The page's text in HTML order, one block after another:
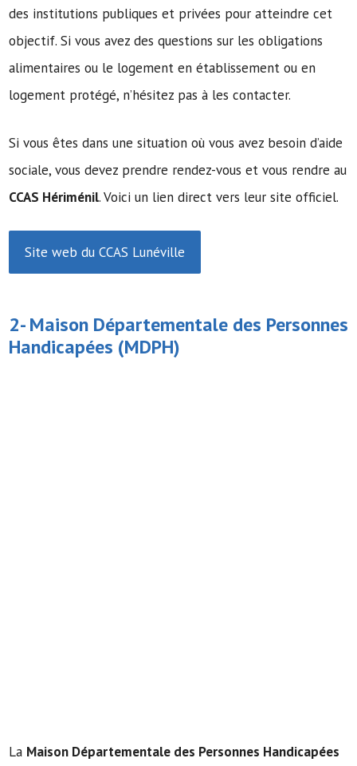
des institutions publiques et privées pour atteindre cet
objectif. Si vous avez des questions sur les obligations
alimentaires ou le logement en établissement ou en
logement protégé, n’hésitez pas à les contacter.
Si vous êtes dans une situation où vous avez besoin d’aide
sociale, vous devez prendre rendez-vous et vous rendre au
CCAS Hériménil. Voici un lien direct vers leur site officiel.
Site web du CCAS Lunéville
2-Maison Départementale des Personnes
Handicapées (MDPH)
La Maison Départementale des Personnes Handicapées